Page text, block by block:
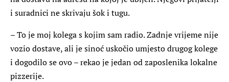
i suradnici ne skrivaju šok i tugu.
– To je moj kolega s kojim sam radio. Zadnje vrijeme nije
vozio dostave, ali je sinoć uskočio umjesto drugog kolege
i dogodilo se ovo – rekao je jedan od zaposlenika lokalne
pizzerije.